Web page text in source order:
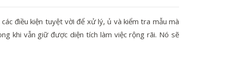
điều kiện tuyệt vời để xử lý, ủ và kiểm tra mẫu mà
khi vẫn giữ được diện tích làm việc rộng rãi. Nó sẽ